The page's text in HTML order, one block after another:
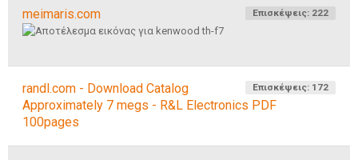
Επισκέψεις: 222
meimaris.com
Επισκέψεις: 172
randl.com - Download Catalog
Approximately 7 megs - R&L Electronics PDF
100pages